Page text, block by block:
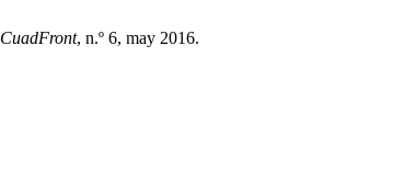
CuadFront, n.º 6, may 2016.